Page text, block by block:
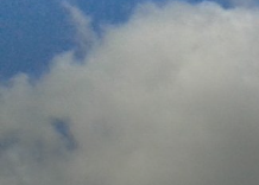
obsah